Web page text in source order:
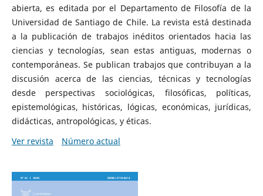
abierta, es editada por el Departamento de Filosofía de la
Universidad de Santiago de Chile. La revista está destinada
a la publicación de trabajos inéditos orientados hacia las
ciencias y tecnologías, sean estas antiguas, modernas o
contemporáneas. Se publican trabajos que contribuyan a la
discusión acerca de las ciencias, técnicas y tecnologías
desde perspectivas sociológicas, filosóficas, políticas,
epistemológicas, históricas, lógicas, económicas, jurídicas,
didácticas, antropológicas, y éticas.
Ver revista
Número actual